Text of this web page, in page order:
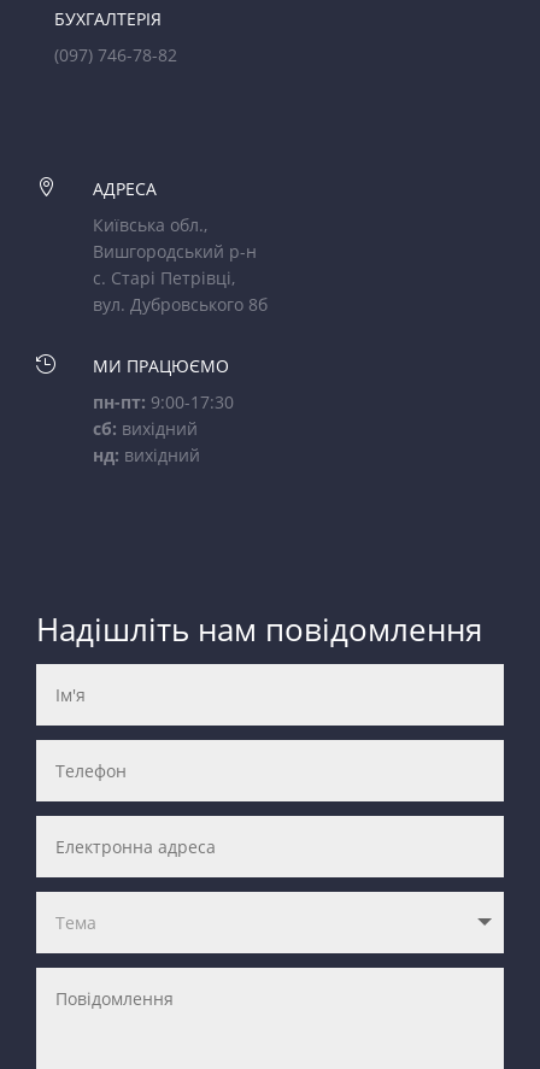
БУХГАЛТЕРІЯ
(097) 746-78-82

АДРЕСА
Київська обл.,
Вишгородський р-н
с. Старі Петрівці,
вул. Дубровського 8б

МИ ПРАЦЮЄМО
пн-пт: 9:00-17:30
сб: вихідний
нд: вихідний
Надішліть нам повідомлення